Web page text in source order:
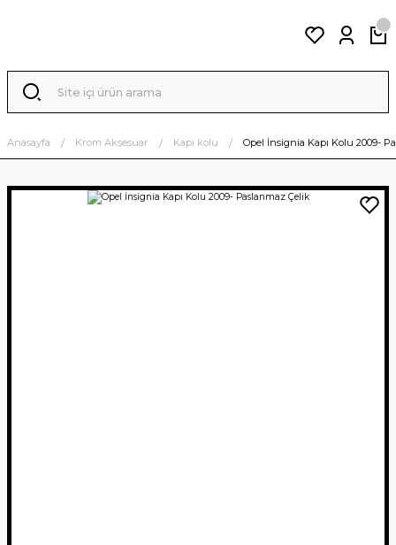
Anasayfa Krom Aksesuar Kapı kolu Opel İnsignia Kapı Kolu 2009-